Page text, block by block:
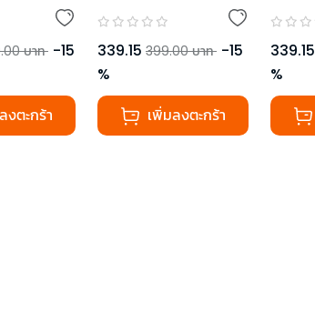
บาท -15
งตะกร้า
339.15 399.00 บาท -15
%
เพิ่มลงตะกร้า
339.15
%